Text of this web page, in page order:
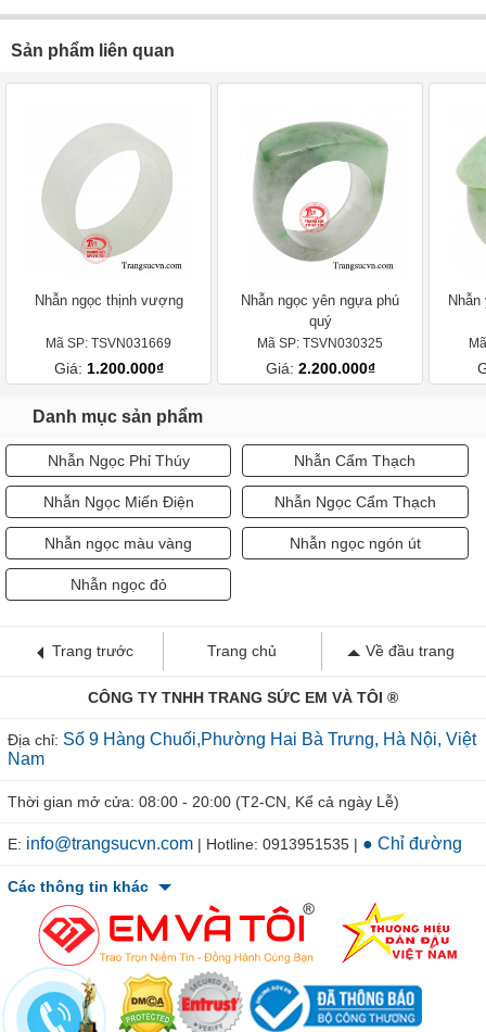
Sản phẩm liên quan
Nhẫn ngọc thịnh vượng
Mã SP: TSVN031669
Giá: 1.200.000₫
Nhẫn ngọc yên ngựa phú
quý
Mã SP: TSVN030325
Giá: 2.200.000₫
Danh mục sản phẩm
Nhẫn Ngọc Phỉ Thúy Nhẫn Cẩm Thạch
Nhẫn Ngọc Miến Điện Nhẫn Ngọc Cẩm Thạch
Nhẫn ngọc màu vàng Nhẫn ngọc ngón út
Nhẫn ngọc đỏ
Trang trước Trang chủ Về đầu trang
CÔNG TY TNHH TRANG SỨC EM VÀ TÔI ®
Địa chỉ: Số 9 Hàng Chuối,Phường Hai Bà Trưng, Hà Nội, Việt
Nam
Thời gian mở cửa: 08:00 - 20:00 (T2-CN, Kể cả ngày Lễ)
E: info@trangsucvn.com | Hotline: 0913951535 | ● Chỉ đường
Các thông tin khác